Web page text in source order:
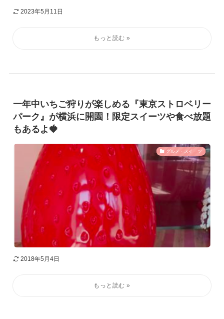
2023年5月11日
一年中いちご狩りが楽しめる『東京ストロベリー
パーク』が横浜に開園！限定スイーツや食べ放題
もあるよ🍓
グルメ・スイーツ
2018年5月4日